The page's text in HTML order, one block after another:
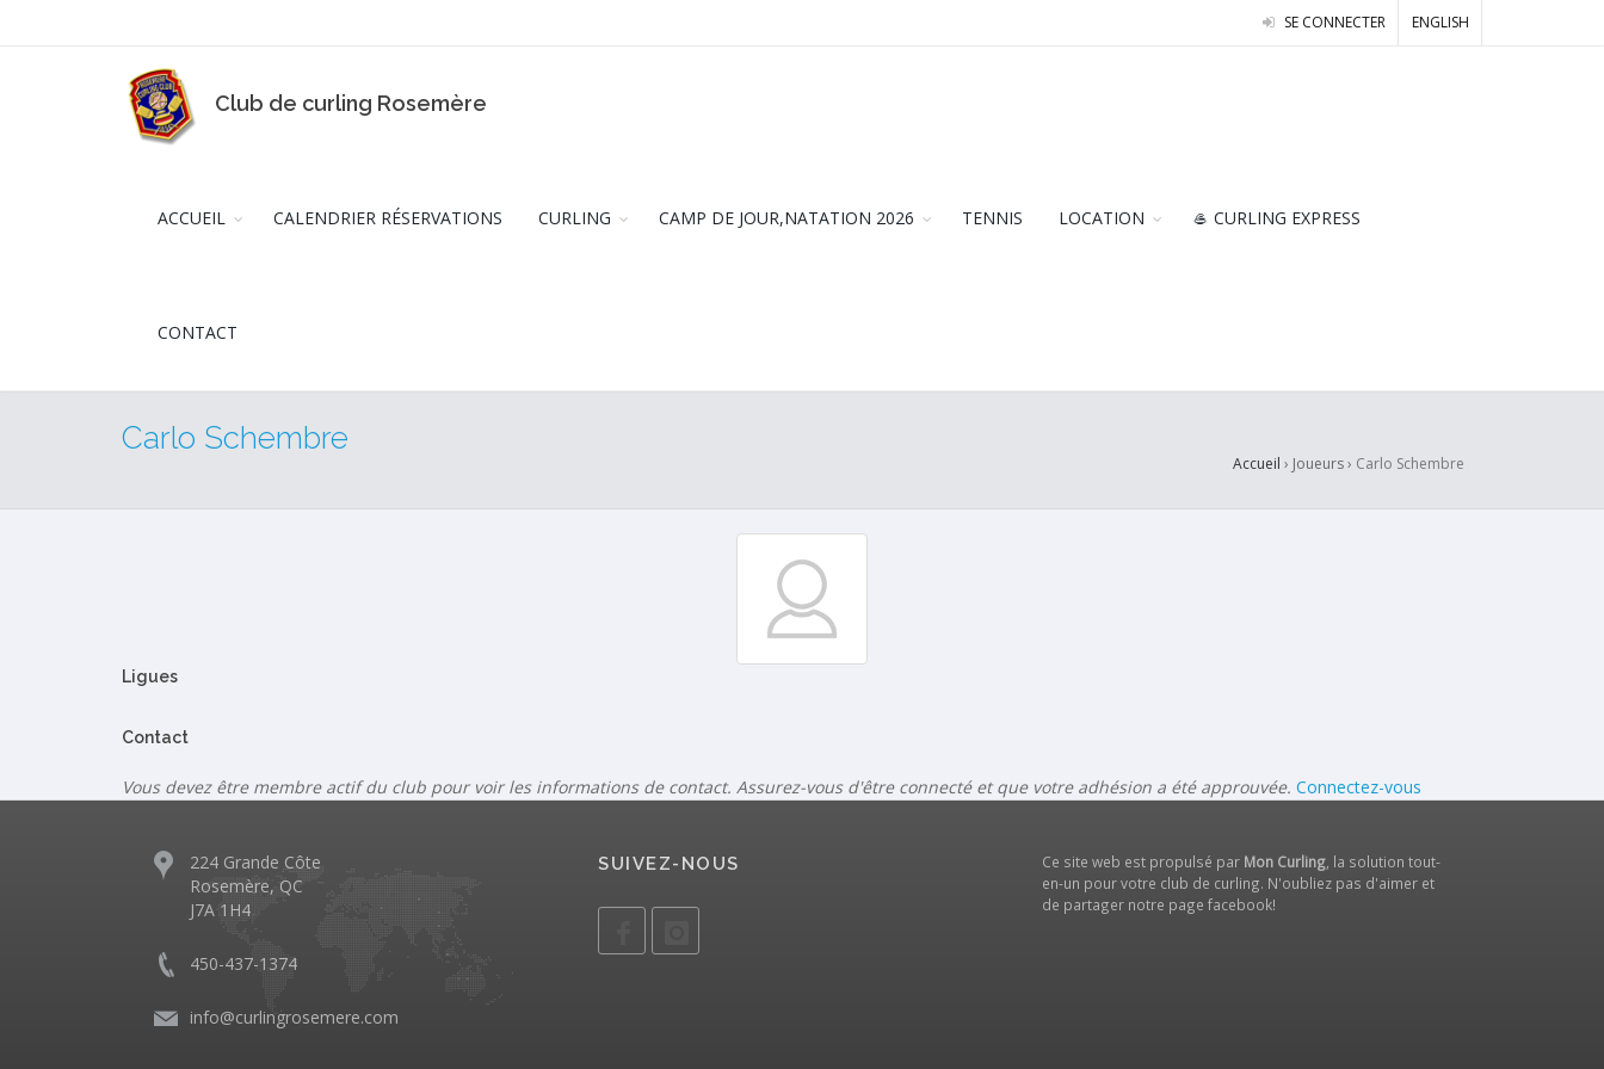
SE CONNECTER ENGLISH
Club de curling Rosemère
ACCUEIL CALENDRIER RÉSERVATIONS CURLING CAMP DE JOUR,NATATION 2026 TENNIS LOCATION 🥌 CURLING EXPRESS
CONTACT
Carlo Schembre
Accueil › Joueurs › Carlo Schembre
Ligues
Contact
Vous devez être membre actif du club pour voir les informations de contact. Assurez-vous d'être connecté et que votre adhésion a été approuvée. Connectez-vous
224 Grande Côte
Rosemère, QC
J7A 1H4
450-437-1374
info@curlingrosemere.com
SUIVEZ-NOUS Ce site web est propulsé par Mon Curling , la solution tout-
en-un pour votre club de curling. N'oubliez pas d'aimer et
de partager notre page facebook!